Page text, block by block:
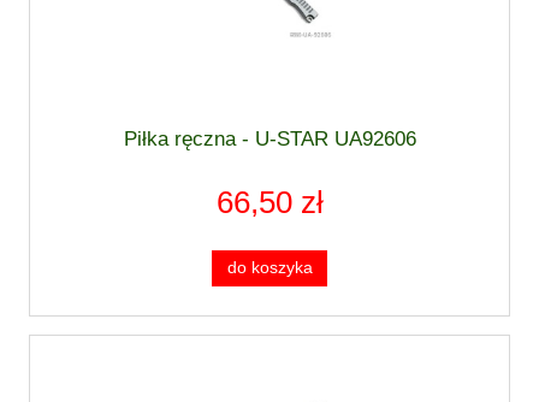
Piłka ręczna - U-STAR UA92606
66,50 zł
do koszyka